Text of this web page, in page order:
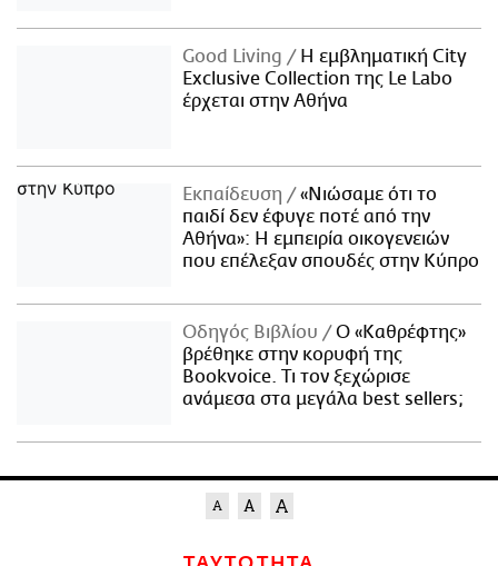
Good Living
Η εμβληματική City
Exclusive Collection της Le Labo
έρχεται στην Αθήνα
Εκπαίδευση
«Νιώσαμε ότι το
παιδί δεν έφυγε ποτέ από την
Αθήνα»: Η εμπειρία οικογενειών
που επέλεξαν σπουδές στην Κύπρο
Οδηγός Βιβλίου
Ο «Καθρέφτης»
βρέθηκε στην κορυφή της
Bookvoice. Τι τον ξεχώρισε
ανάμεσα στα μεγάλα best sellers;